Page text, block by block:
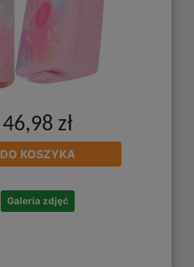
46,98 zł
DO KOSZYKA
Galeria zdjęć